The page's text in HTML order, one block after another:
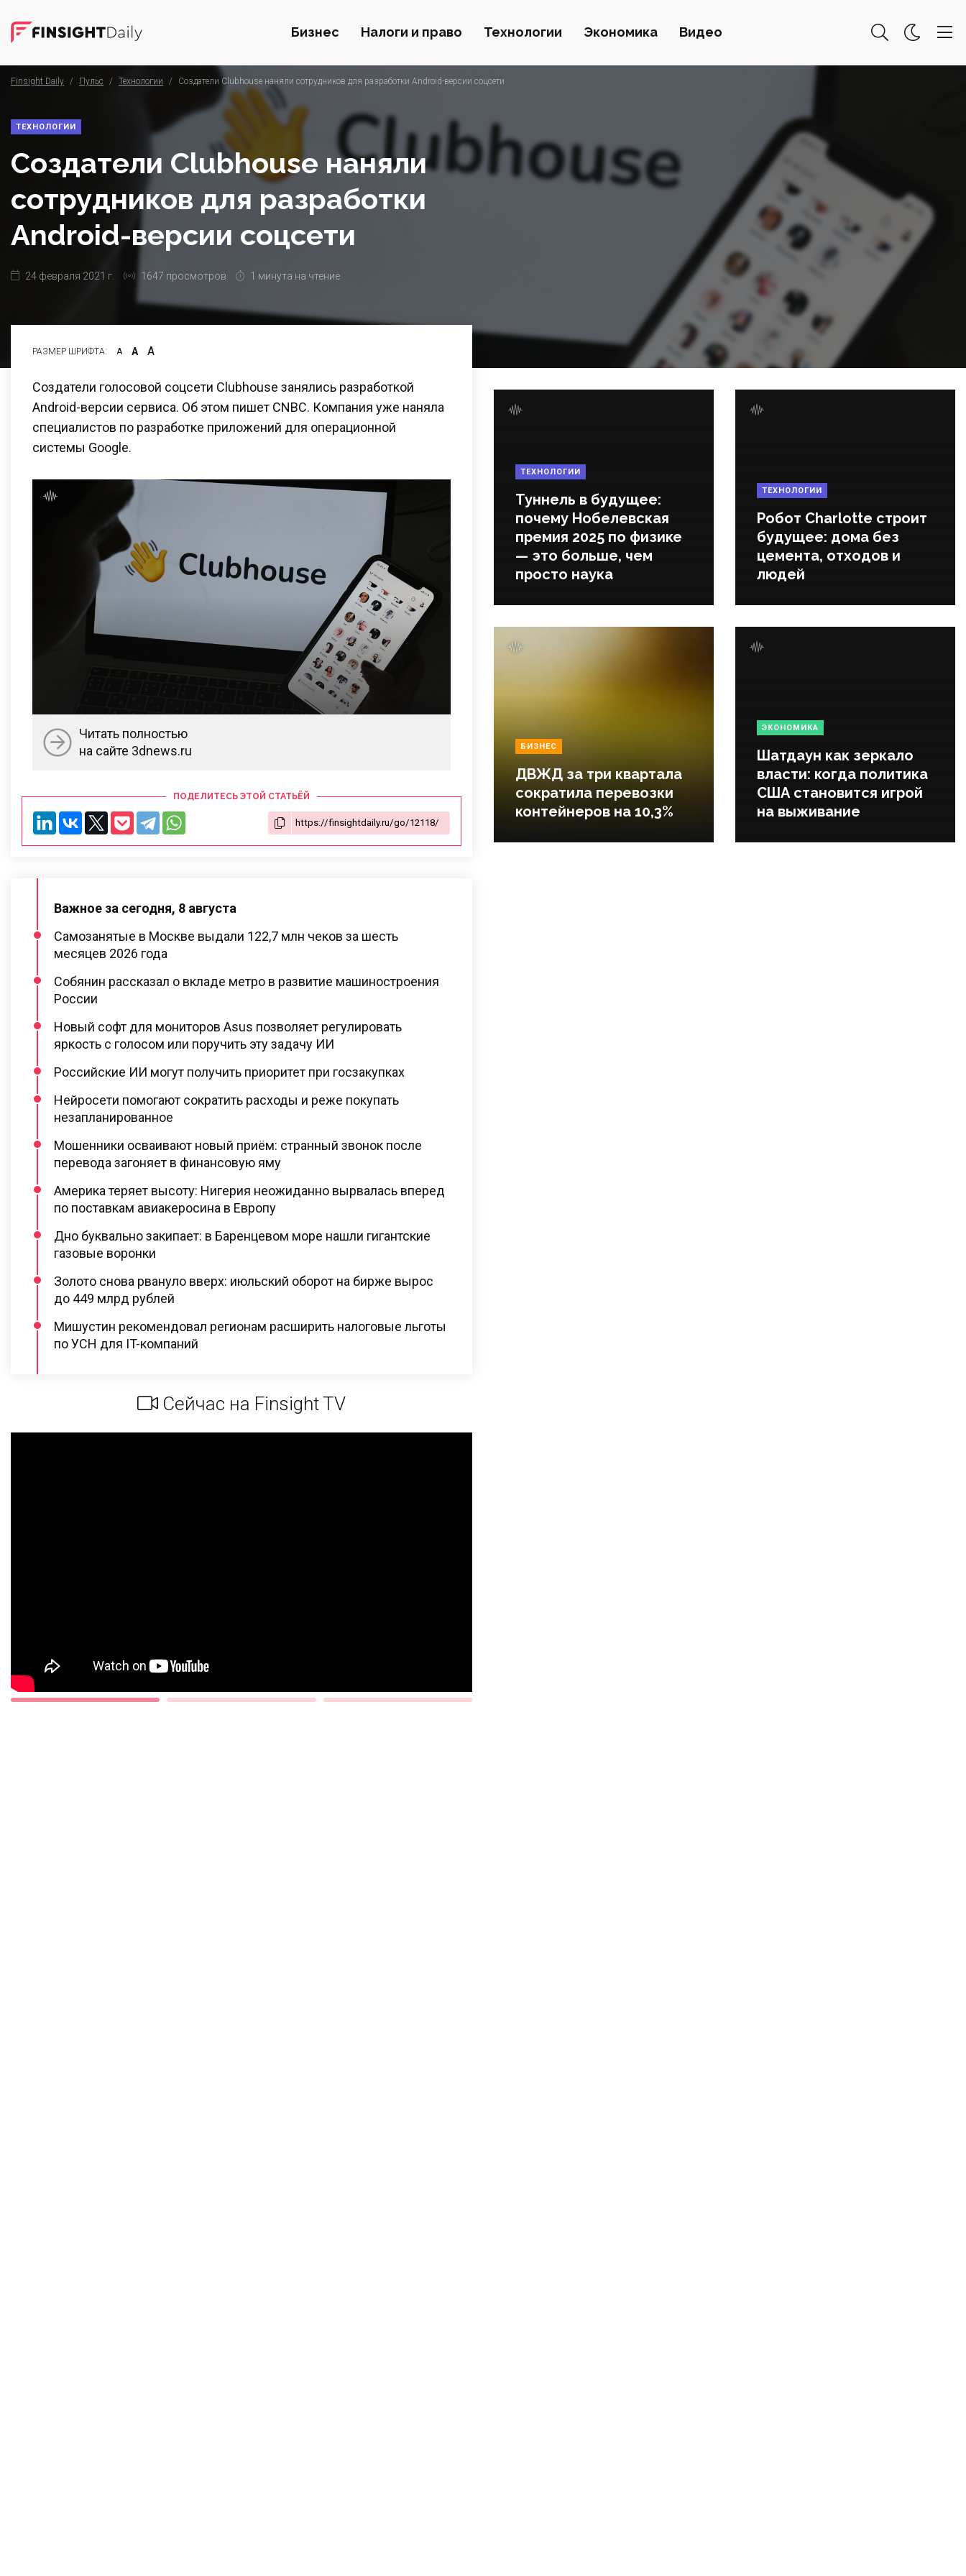
Бизнес Налоги и право Технологии Экономика Видео
Finsight Daily / Пульс / Технологии / Создатели Clubhouse наняли сотрудников для разработки Android-версии соцсети
ТЕХНОЛОГИИ
Создатели Clubhouse наняли
сотрудников для разработки
Android-версии соцсети
24 февраля 2021 г. 1647 просмотров 1 минута на чтение
РАЗМЕР ШРИФТА: А А А
Создатели голосовой соцсети Clubhouse занялись разработкой
Android-версии сервиса. Об этом пишет CNBC. Компания уже наняла
специалистов по разработке приложений для операционной
системы Google.
Читать полностью
на сайте 3dnews.ru
ПОДЕЛИТЕСЬ ЭТОЙ СТАТЬЁЙ
Важное за сегодня, 8 августа
Самозанятые в Москве выдали 122,7 млн чеков за шесть
месяцев 2026 года
Собянин рассказал о вкладе метро в развитие машиностроения
России
Новый софт для мониторов Asus позволяет регулировать
яркость с голосом или поручить эту задачу ИИ
Российские ИИ могут получить приоритет при госзакупках
Нейросети помогают сократить расходы и реже покупать
незапланированное
Мошенники осваивают новый приём: странный звонок после
перевода загоняет в финансовую яму
Америка теряет высоту: Нигерия неожиданно вырвалась вперед
по поставкам авиакеросина в Европу
Дно буквально закипает: в Баренцевом море нашли гигантские
газовые воронки
Золото снова рвануло вверх: июльский оборот на бирже вырос
до 449 млрд рублей
Мишустин рекомендовал регионам расширить налоговые льготы
по УСН для IT-компаний
Сейчас на Finsight TV
ТЕХНОЛОГИИ
Туннель в будущее:
почему Нобелевская
премия 2025 по физике
— это больше, чем
просто наука
ТЕХНОЛОГИИ
Робот Charlotte строит
будущее: дома без
цемента, отходов и
людей
БИЗНЕС
ДВЖД за три квартала
сократила перевозки
контейнеров на 10,3%
ЭКОНОМИКА
Шатдаун как зеркало
власти: когда политика
США становится игрой
на выживание